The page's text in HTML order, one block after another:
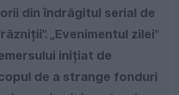
din îndrăgitul serial de
„Evenimentul zilei”
inițiat de
de a strange fonduri